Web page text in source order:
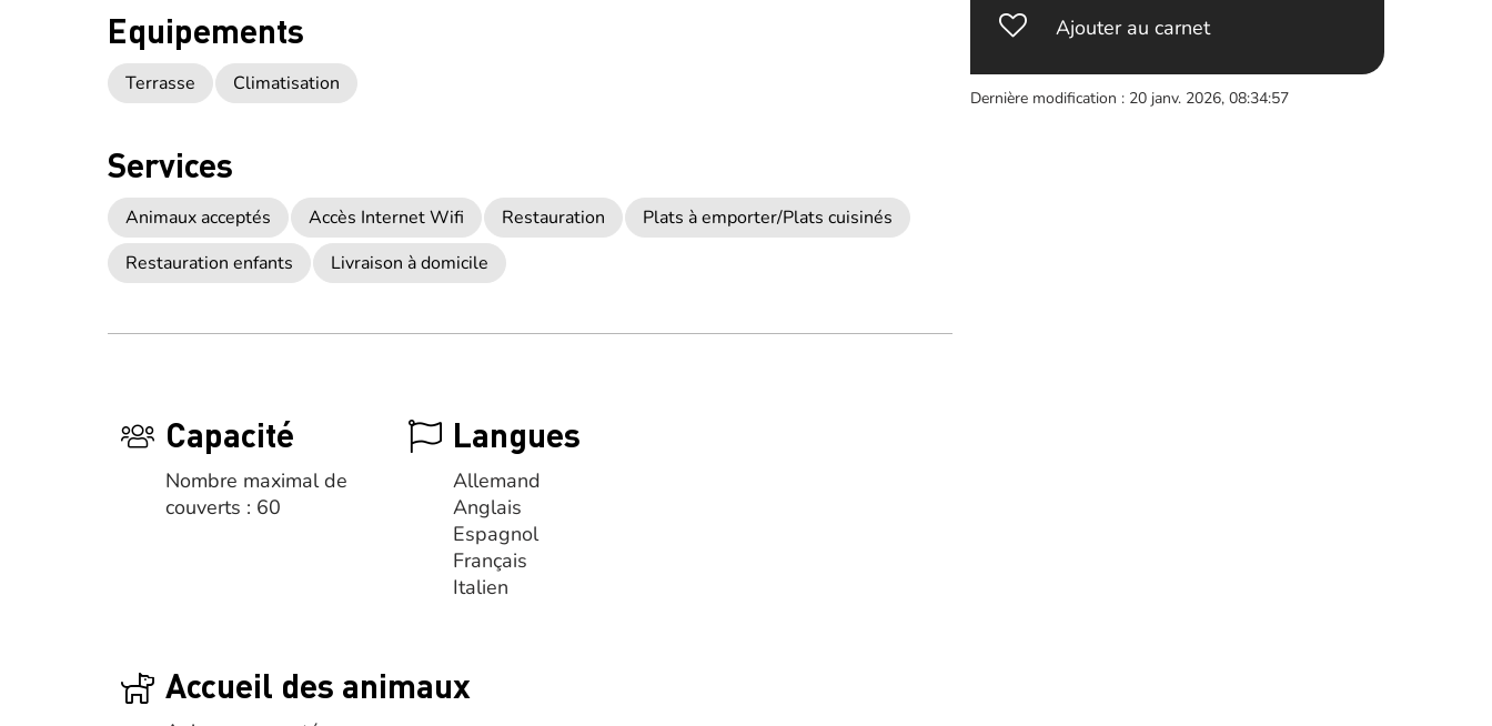
Equipements
Terrasse Climatisation
Services
Animaux acceptés Accès Internet Wifi Restauration
Plats à emporter/Plats cuisinés
Restauration enfants
Livraison à domicile
Capacité
Nombre maximal de
couverts : 60
Langues
Allemand
Anglais
Espagnol
Français
Italien
Accueil des animaux
Ajouter au carnet
Dernière modification : 20 janv. 2026, 08:34:57